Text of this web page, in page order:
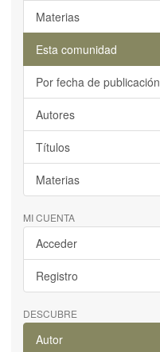
Materias
Esta comunidad
Por fecha de publicación
Autores
Títulos
Materias
MI CUENTA
Acceder
Registro
DESCUBRE
Autor